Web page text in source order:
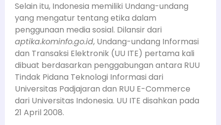
Selain itu, Indonesia memiliki Undang-undang
yang mengatur tentang etika dalam
penggunaan media sosial. Dilansir dari
aptika.kominfo.go.id, Undang-undang Informasi
dan Transaksi Elektronik (UU ITE) pertama kali
dibuat berdasarkan penggabungan antara RUU
Tindak Pidana Teknologi Informasi dari
Universitas Padjajaran dan RUU E-Commerce
dari Universitas Indonesia. UU ITE disahkan pada
21 April 2008.